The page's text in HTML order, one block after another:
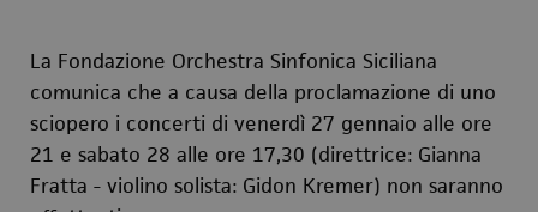
La Fondazione Orchestra Sinfonica Siciliana
comunica che a causa della proclamazione di uno
sciopero i concerti di venerdì 27 gennaio alle ore
21 e sabato 28 alle ore 17,30 (direttrice: Gianna
Fratta - violino solista: Gidon Kremer) non saranno